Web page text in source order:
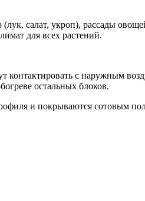
салат, укроп), рассады
для всех растений.
с наружным
остальных блоков.
и покрываются сотовым